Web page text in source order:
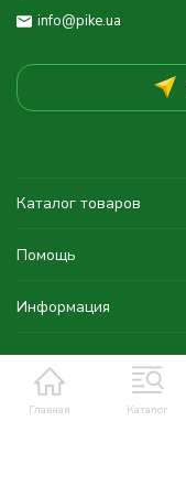
Главная Каталог
info@pike.ua
Каталог товаров
Помощь
Информация